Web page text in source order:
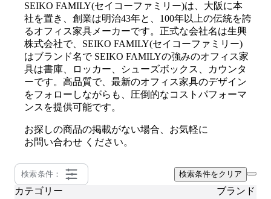
SEIKO FAMILY(セイコーファミリー)は、大阪に本
社を置き、創業は明治43年と、100年以上の伝統を誇
るオフィス家具メーカーです。正式な会社名は生興
株式会社で、SEIKO FAMILY(セイコーファミリー)
はブランド名で SEIKO FAMILYの強みのオフィス家
具は書庫、ロッカー、シューズボックス、カウンタ
ーです。高品質で、最新のオフィス家具のデザイン
をフォローしながらも、圧倒的なコストパフォーマ
ンスを提供可能です。
お探しの商品の掲載がない場合、お気軽に
お問い合わせ ください。
検索条件： 検索条件をクリア
カテゴリー ブランド